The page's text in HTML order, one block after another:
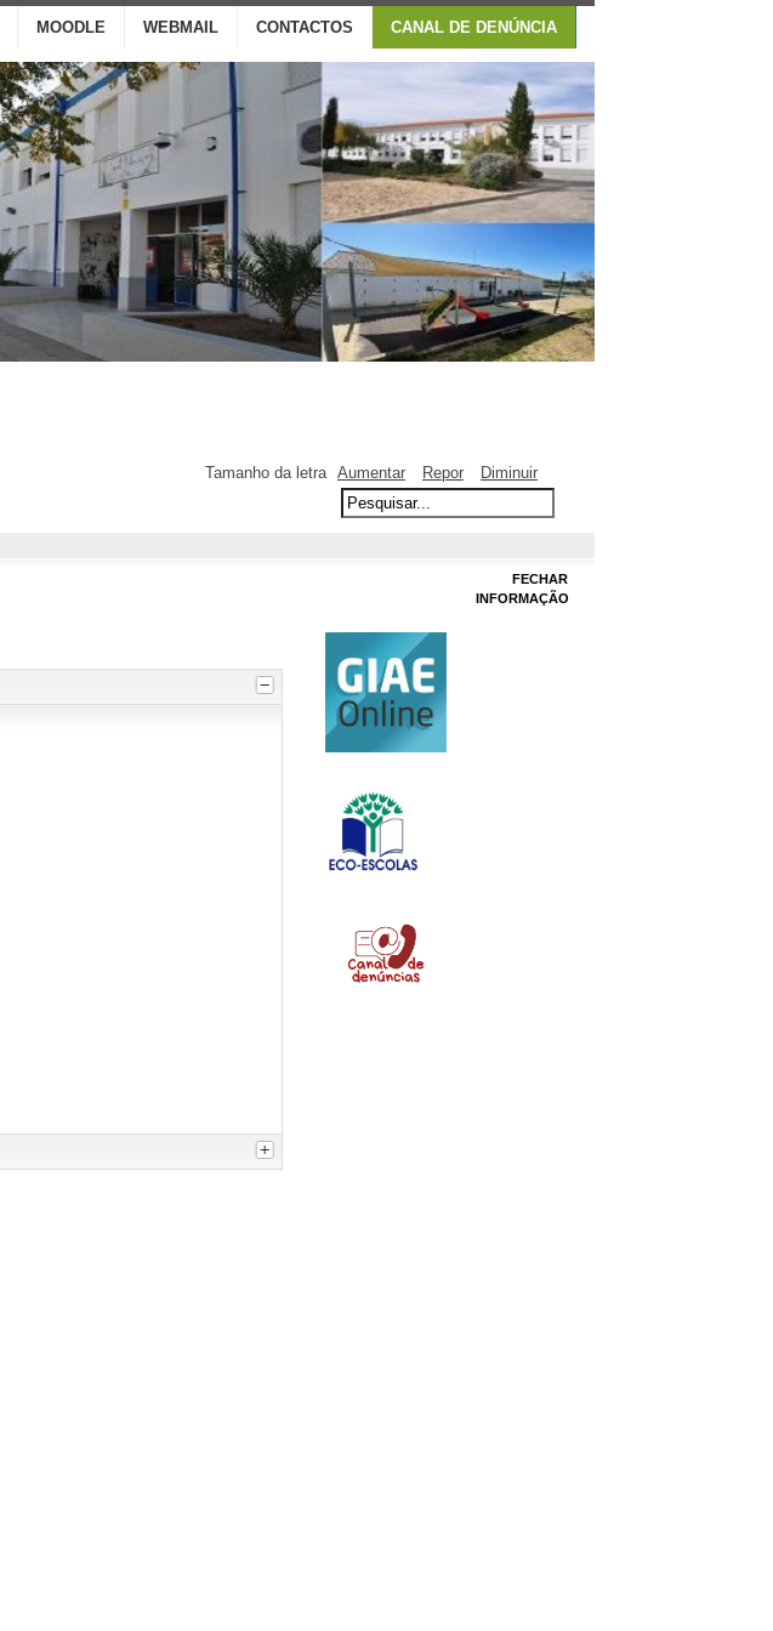
MOODLE WEBMAIL CONTACTOS CANAL DE DENÚNCIA
Tamanho da letra Aumentar Repor Diminuir
FECHAR
INFORMAÇÃO